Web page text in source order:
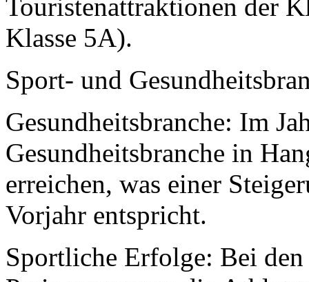
Touristenattraktionen der
Klasse 5A).
Sport- und
Gesundheitsbranche: Im
Gesundheitsbranche in
erreichen, was einer
Vorjahr entspricht.
Sportliche Erfolge: Bei